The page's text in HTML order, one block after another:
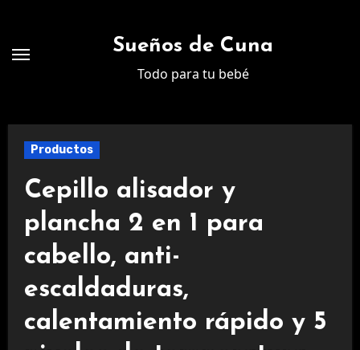
contenido
Sueños de Cuna
Todo para tu bebé
Productos
Cepillo alisador y
plancha 2 en 1 para
cabello, anti-
escaldaduras,
calentamiento rápido y 5